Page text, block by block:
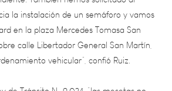
en la plaza Mercedes Tomasa San
calle Libertador General San Martín,
vehicular”, confió Ruiz.
Nº 9.024, “las mesetas no